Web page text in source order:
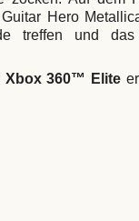
Hero
treffen und
Xbox 360™ Elite